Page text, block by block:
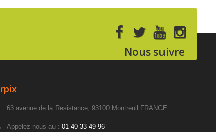
Nous suivre
63 avenue de la Resistance, 93100 Montreuil FRANCE
Appelez-nous au : 01 40 33 49 96